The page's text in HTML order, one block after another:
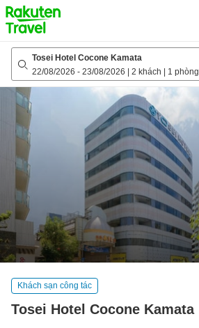
to
top
page
Tosei Hotel Cocone Kamata
22/08/2026 - 23/08/2026 2 khách 1 phòng
Khách sạn công tác
Tosei Hotel Cocone Kamata